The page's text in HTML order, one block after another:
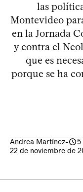
las
Montevideo
en la Jornada
y contra el
que es
porque se ha
Andrea Martínez-
22 de noviembre de